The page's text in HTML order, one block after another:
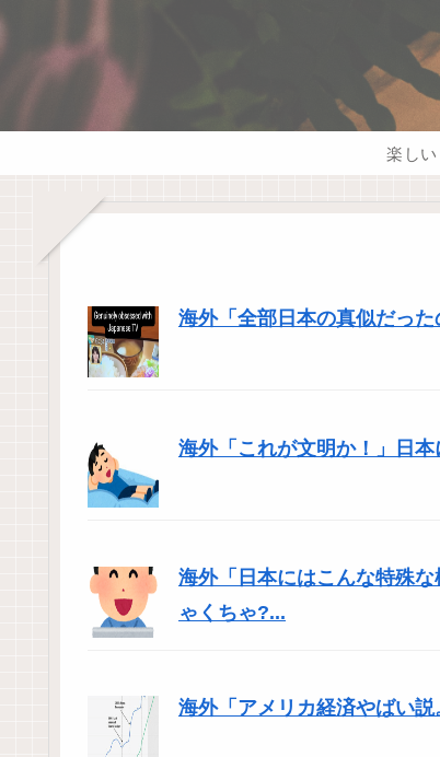
楽し
海外「全部日本の真似だっ
海外「これが文明か！」日
海外「日本にはこんな特殊
ゃくちゃ?...
海外「アメリカ経済やばい